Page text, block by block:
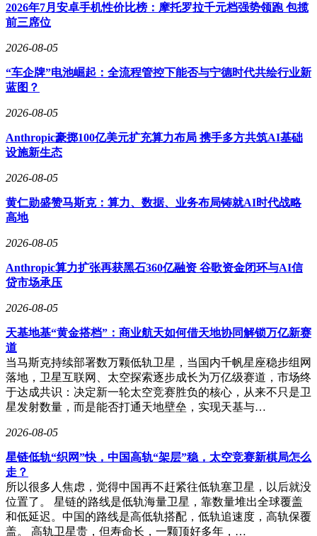
2026年7月安卓手机性价比榜：摩托罗拉千元档强势领跑 包揽
前三席位
2026-08-05
“车企牌”电池崛起：全流程管控下能否与宁德时代共绘行业新
蓝图？
2026-08-05
Anthropic豪掷100亿美元扩充算力布局 携手多方共筑AI基础
设施新生态
2026-08-05
黄仁勋盛赞马斯克：算力、数据、业务布局铸就AI时代战略
高地
2026-08-05
Anthropic算力扩张再获黑石360亿融资 谷歌资金闭环与AI信
贷市场承压
2026-08-05
天基地基“黄金搭档”：商业航天如何借天地协同解锁万亿新赛
道
当马斯克持续部署数万颗低轨卫星，当国内千帆星座稳步组网
落地，卫星互联网、太空探索逐步成长为万亿级赛道，市场终
于达成共识：决定新一轮太空竞赛胜负的核心，从来不只是卫
星发射数量，而是能否打通天地壁垒，实现天基与…
2026-08-05
星链低轨“织网”快，中国高轨“架层”稳，太空竞赛新棋局怎么
走？
所以很多人焦虑，觉得中国再不赶紧往低轨塞卫星，以后就没
位置了。 星链的路线是低轨海量卫星，靠数量堆出全球覆盖
和低延迟。中国的路线是高低轨搭配，低轨追速度，高轨保覆
盖。 高轨卫星贵，但寿命长，一颗顶好多年，…